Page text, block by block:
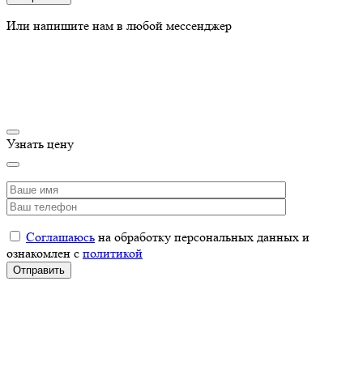
Или напишите нам в любой мессенджер
Узнать цену
Соглашаюсь на обработку персональных данных и
ознакомлен с политикой